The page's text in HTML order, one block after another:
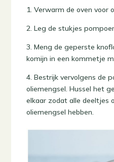
1. Verwarm de oven voor
2. Leg de stukjes
3. Meng de geperste
komijn in een kommetje
4. Bestrijk vervolgens de
oliemengsel. Hussel het
elkaar zodat alle deeltjes
oliemengsel hebben.